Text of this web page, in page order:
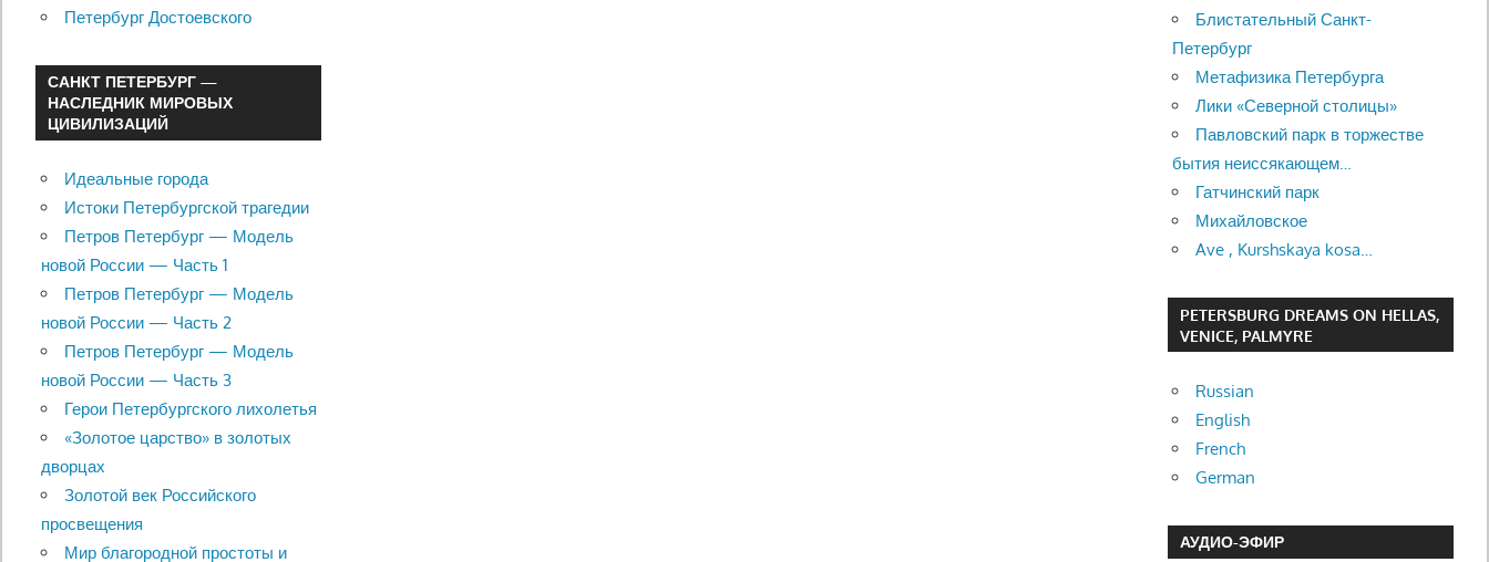
Петербург Достоевского
САНКТ ПЕТЕРБУРГ —
НАСЛЕДНИК МИРОВЫХ
ЦИВИЛИЗАЦИЙ
Идеальные города
Истоки Петербургской трагедии
Петров Петербург — Модель
новой России — Часть 1
Петров Петербург — Модель
новой России — Часть 2
Петров Петербург — Модель
новой России — Часть 3
Герои Петербургского лихолетья
«Золотое царство» в золотых
дворцах
Золотой век Российского
просвещения
Мир благородной простоты и
Блистательный Санкт-
Петербург
Метафизика Петербурга
Лики «Северной столицы»
Павловский парк в торжестве
бытия неиссякающем…
Гатчинский парк
Михайловское
Ave , Kurshskaya kosa…
PETERSBURG DREAMS ON HELLAS,
VENICE, PALMYRE
Russian
English
French
German
АУДИО-ЭФИР